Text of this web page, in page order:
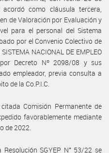
como cláusula tercera,
de Valoración por Evaluación y
para el personal del Sistema
por el Convenio Colectivo de
NACIONAL DE EMPLEO
por Decreto Nº 2098/08 y sus
empleador, previa consulta a
de la Co.P.I.C.
Comisión Permanente de
favorablemente mediante
de 2022.
SGYEP N° 53/22 se